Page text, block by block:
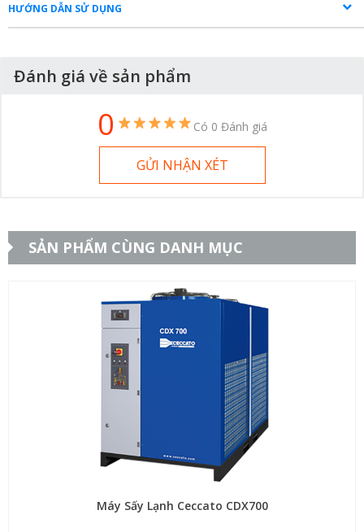
HƯỚNG DẪN SỬ DỤNG
Đánh giá về sản phẩm
0 Có 0 Đánh giá
GỬI NHẬN XÉT
SẢN PHẨM CÙNG DANH MỤC
Máy Sấy Lạnh Ceccato CDX700